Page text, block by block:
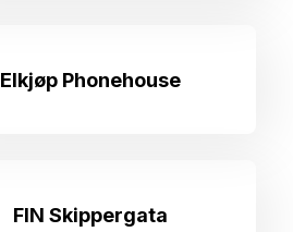
Elkjøp Phonehouse
FIN Skippergata